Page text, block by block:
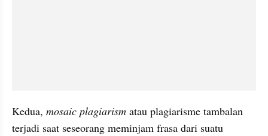
Kedua, mosaic plagiarism atau plagiarisme tambalan
terjadi saat seseorang meminjam frasa dari suatu